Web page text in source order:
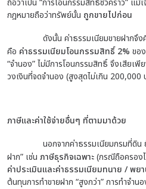
ถือว่าเป็น “การโอนกรรมสิทธิ์ชั่วคราว” แ
กฎหมายถือว่าทรัพย์นั้น ถูกขายไปก่อน
ดังนั้น ค่าธรรมเนียมขายฝากจึง
คือ ค่าธรรมเนียมโอนกรรมสิทธิ์ 2% ขอ
“จำนอง” ไม่มีการโอนกรรมสิทธิ์ จึงเสียเพี
วงเงินที่จดจำนอง (สูงสุดไม่เกิน 200,000
ภาษีและค่าใช้จ่ายอื่นๆ ที่ตามมาด้วย
นอกจากค่าธรรมเนียมกรมที่ดิน
ฝาก” เช่น ภาษีธุรกิจเฉพาะ(กรณีถือครอง
ค่าประเมินและค่าธรรมเนียมทนาย / พย
ต้นทุนการทำขายฝาก “สูงกว่า” การทำจำน